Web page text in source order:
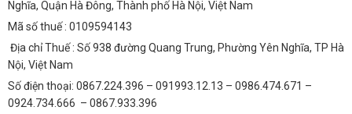
Nghĩa, Quận Hà Đông, Thành phố Hà Nội, Việt Nam
Mã số thuế : 0109594143
Địa chỉ Thuế : Số 938 đường Quang Trung, Phường Yên Nghĩa, TP Hà
Nội, Việt Nam
Số điện thoại: 0867.224.396 – 091993.12.13 – 0986.474.671 –
0924.734.666 – 0867.933.396